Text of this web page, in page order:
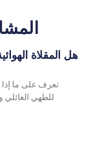
هل المقلاة
تعرف على ما إذا
للطهي العائلي